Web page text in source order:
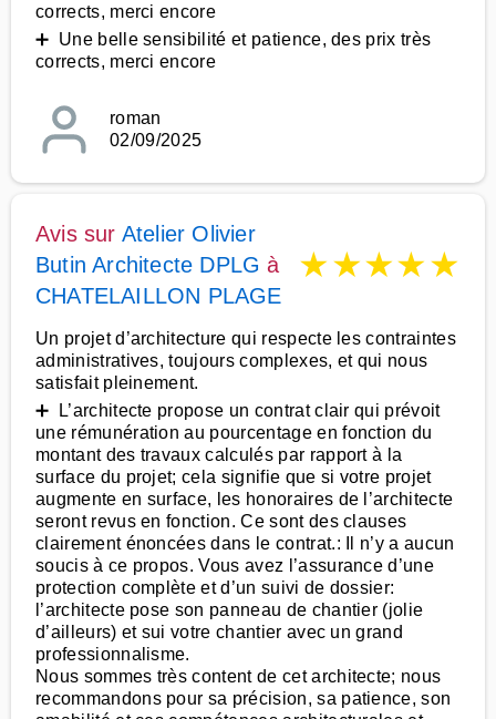
corrects, merci encore
➕ Une belle sensibilité et patience, des prix très
corrects, merci encore
roman
02/09/2025
Avis sur Atelier Olivier
Butin Architecte DPLG à
CHATELAILLON PLAGE
★★★★★
Un projet d’architecture qui respecte les contraintes
administratives, toujours complexes, et qui nous
satisfait pleinement.
➕ L’architecte propose un contrat clair qui prévoit
une rémunération au pourcentage en fonction du
montant des travaux calculés par rapport à la
surface du projet; cela signifie que si votre projet
augmente en surface, les honoraires de l’architecte
seront revus en fonction. Ce sont des clauses
clairement énoncées dans le contrat.: Il n’y a aucun
soucis à ce propos. Vous avez l’assurance d’une
protection complète et d’un suivi de dossier:
l’architecte pose son panneau de chantier (jolie
d’ailleurs) et sui votre chantier avec un grand
professionnalisme.
Nous sommes très content de cet architecte; nous
recommandons pour sa précision, sa patience, son